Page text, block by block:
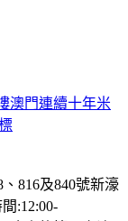
澳門連續十年米
816及840號新濠
:12:00-